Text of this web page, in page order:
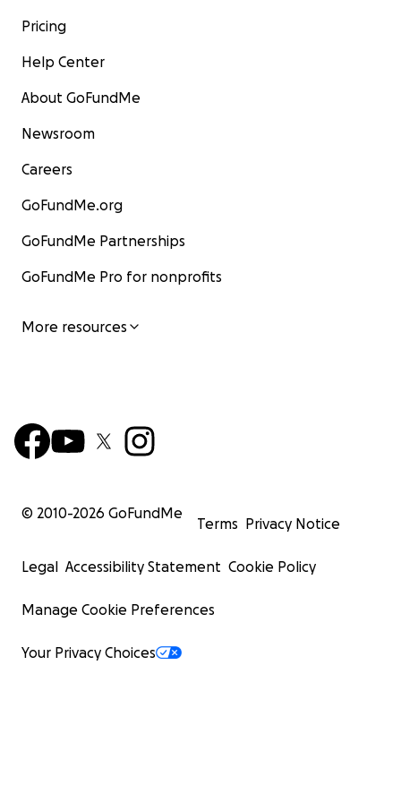
Pricing
Help Center
About GoFundMe
Newsroom
Careers
GoFundMe.org
GoFundMe Partnerships
GoFundMe Pro for nonprofits
More resources
© 2010-2026 GoFundMe
Terms Privacy Notice
Legal Accessibility Statement Cookie Policy
Manage Cookie Preferences
Your Privacy Choices